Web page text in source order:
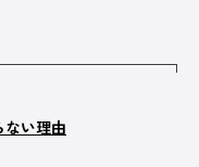
す。
い理由